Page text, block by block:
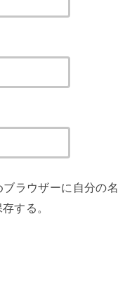
ラウザーに自分の名
する。